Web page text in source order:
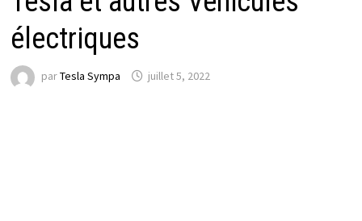
électriques
parTesla Sympa juillet 5, 2022